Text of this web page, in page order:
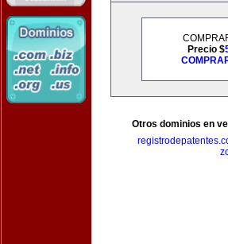
Precio $
Otros dominios en